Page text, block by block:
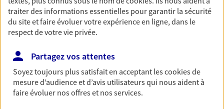
Retraite
Préparez sereinement ce nouveau chapitre de
votre vie avec les conseils d'un expert. Découvrez
notre solution PER (Plan Epargne Retraite)
spécialement conçue pour la retraite.
Santé
traiter des informations essentielles pour garantir la sécurité
du site et faire évoluer votre expérience en ligne, dans le
respect de votre vie privée.
Partagez vos attentes
Soyez toujours plus satisfait en acceptant lescookiesde
mesure d’audience et d’avis utilisateurs qui nous aident à
faire évoluer nos offres et nos services.